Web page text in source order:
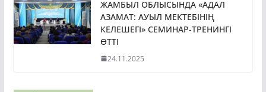
ЖАМБЫЛ ОБЛЫСЫНДА «АДАЛ
АЗАМАТ: АУЫЛ МЕКТЕБІНІҢ
КЕЛЕШЕГІ» СЕМИНАР-ТРЕНИНГІ
ӨТТІ
24.11.2025